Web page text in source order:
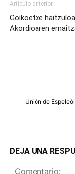
Artículo anterior
Goikoetxe
Akordioaren
Unión de
DEJA UNA